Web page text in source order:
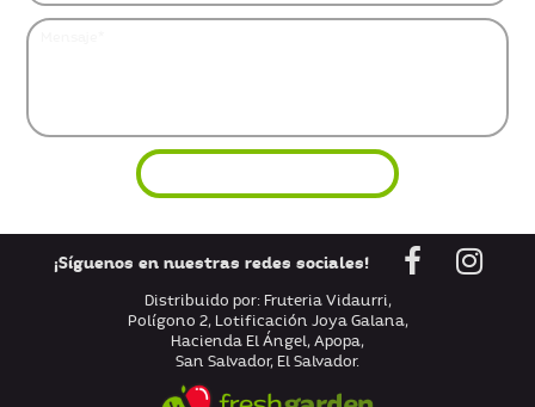
¡Síguenos en nuestras redes sociales!
Distribuido por: Fruteria Vidaurri,
Polígono 2, Lotificación Joya Galana,
Hacienda El Ángel, Apopa,
San Salvador, El Salvador.